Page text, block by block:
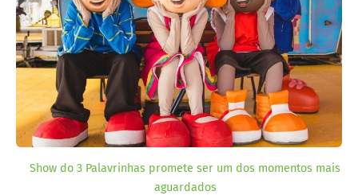
Show do 3 Palavrinhas promete ser um dos momentos mais
aguardados